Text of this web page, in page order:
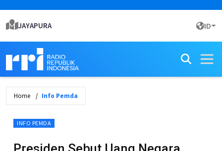
JAYAPURA ID
Home Info Pemda
INFO PEMDA